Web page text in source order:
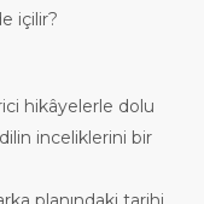
içilir?
hikâyelerle dolu
inceliklerini bir